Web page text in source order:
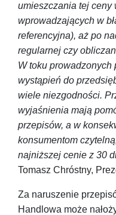
umieszczania tej ceny
wprowadzających w
referencyjna), aż po
regularnej czy
W toku prowadzonych
wystąpień do
wiele niezgodności.
wyjaśnienia mają
przepisów, a w
konsumentom
najniższej cenie z 30
Tomasz Chróstny,
Za naruszenie
Handlowa może